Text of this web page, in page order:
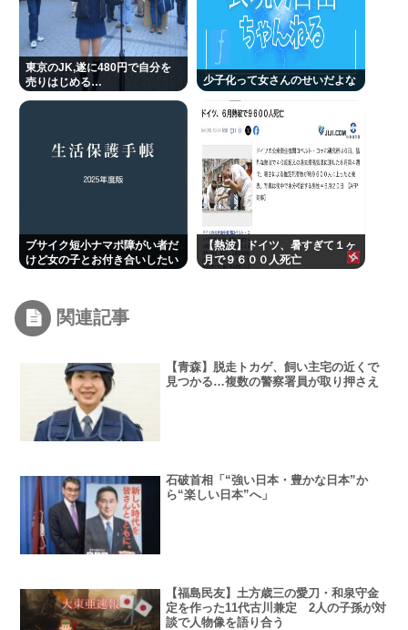
東京のJK,遂に480円で自分を
売りはじめる…
少子化って女さんのせいだよな
ブサイク短小ナマポ障がい者だ
けど女の子とお付き合いしたい
【熱波】ドイツ、暑すぎて１ヶ
月で９６００人死亡
関連記事
【青森】脱走トカゲ、飼い主宅の近くで
見つかる…複数の警察署員が取り押さえ
石破首相「“強い日本・豊かな日本”か
ら“楽しい日本”へ」
【福島民友】土方歳三の愛刀・和泉守金
定を作った11代古川兼定 2人の子孫が対
談で人物像を語り合う